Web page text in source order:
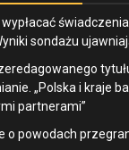
sondażu
„Polska i kraje
partnerami”
o powodach